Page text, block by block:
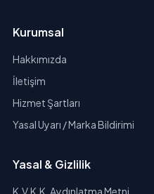
Kurumsal
Hakkımızda
İletişim
Hizmet Şartları
Yasal Uyarı / Marka Bildirimi
Yasal & Gizlilik